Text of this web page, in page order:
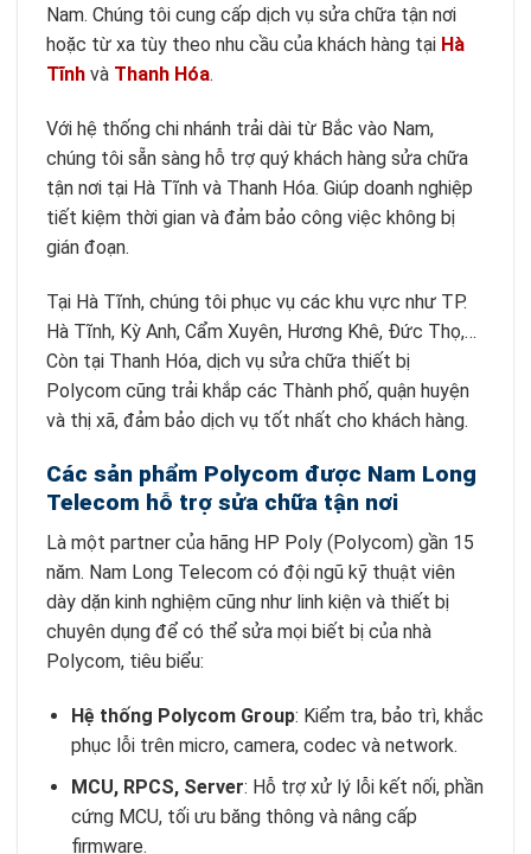
Nam. Chúng tôi cung cấp dịch vụ sửa chữa tận nơi
hoặc từ xa tùy theo nhu cầu của khách hàng tại Hà
Tĩnh và Thanh Hóa.
Với hệ thống chi nhánh trải dài từ Bắc vào Nam,
chúng tôi sẵn sàng hỗ trợ quý khách hàng sửa chữa
tận nơi tại Hà Tĩnh và Thanh Hóa. Giúp doanh nghiệp
tiết kiệm thời gian và đảm bảo công việc không bị
gián đoạn.
Tại Hà Tĩnh, chúng tôi phục vụ các khu vực như TP.
Hà Tĩnh, Kỳ Anh, Cẩm Xuyên, Hương Khê, Đức Thọ,…
Còn tại Thanh Hóa, dịch vụ sửa chữa thiết bị
Polycom cũng trải khắp các Thành phố, quận huyện
và thị xã, đảm bảo dịch vụ tốt nhất cho khách hàng.
Các sản phẩm Polycom được Nam Long
Telecom hỗ trợ sửa chữa tận nơi
Là một partner của hãng HP Poly (Polycom) gần 15
năm. Nam Long Telecom có đội ngũ kỹ thuật viên
dày dặn kinh nghiệm cũng như linh kiện và thiết bị
chuyên dụng để có thể sửa mọi biết bị của nhà
Polycom, tiêu biểu:
Hệ thống Polycom Group: Kiểm tra, bảo trì, khắc
phục lỗi trên micro, camera, codec và network.
MCU, RPCS, Server: Hỗ trợ xử lý lỗi kết nối, phần
cứng MCU, tối ưu băng thông và nâng cấp
firmware.